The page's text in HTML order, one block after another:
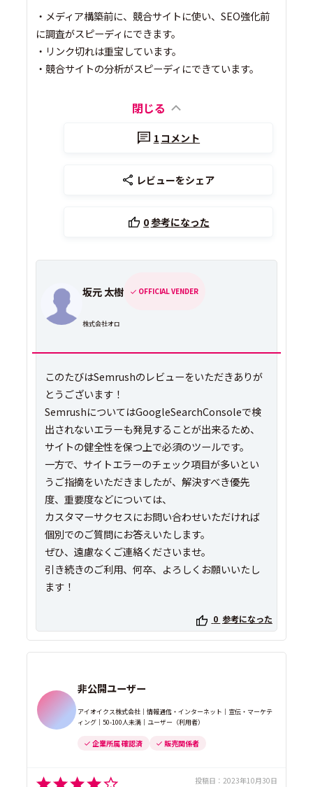
・メディア構築前に、競合サイトに使い、SEO強化前
に調査がスピーディにできます。
・リンク切れは重宝しています。
・競合サイトの分析がスピーディにできています。
閉じる
1 コメント
レビューをシェア
0参考になった
坂元 太樹 OFFICIAL VENDER
株式会社オロ
このたびはSemrushのレビューをいただきありが
とうございます！
SemrushについてはGoogleSearchConsoleで検
出されないエラーも発見することが出来るため、
サイトの健全性を保つ上で必須のツールです。
一方で、サイトエラーのチェック項目が多いとい
うご指摘をいただきましたが、解決すべき優先
度、重要度などについては、
カスタマーサクセスにお問い合わせいただければ
個別でのご質問にお答えいたします。
ぜひ、遠慮なくご連絡くださいませ。
引き続きのご利用、何卒、よろしくお願いいたし
ます！
0 参考になった
非公開ユーザー
アイオイクス株式会社｜情報通信・インターネット｜宣伝・マーケテ
ィング｜50-100人未満｜ユーザー（利用者）
企業所属 確認済 販売関係者
投稿日： 2023年10月30日